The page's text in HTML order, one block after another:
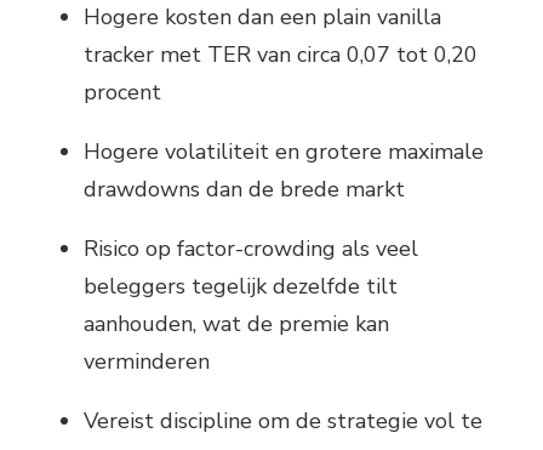
Hogere kosten dan een plain vanilla
tracker met TER van circa 0,07 tot 0,20
procent
Hogere volatiliteit en grotere maximale
drawdowns dan de brede markt
Risico op factor-crowding als veel
beleggers tegelijk dezelfde tilt
aanhouden, wat de premie kan
verminderen
Vereist discipline om de strategie vol te